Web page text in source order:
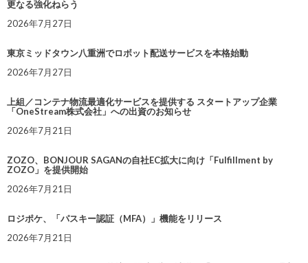
更なる強化ねらう
2026年7月27日
東京ミッドタウン八重洲でロボット配送サービスを本格始動
2026年7月27日
上組／コンテナ物流最適化サービスを提供する スタートアップ企業
「OneStream株式会社」への出資のお知らせ
2026年7月21日
ZOZO、BONJOUR SAGANの自社EC拡大に向け「Fulfillment by
ZOZO」を提供開始
2026年7月21日
ロジポケ、「パスキー認証（MFA）」機能をリリース
2026年7月21日